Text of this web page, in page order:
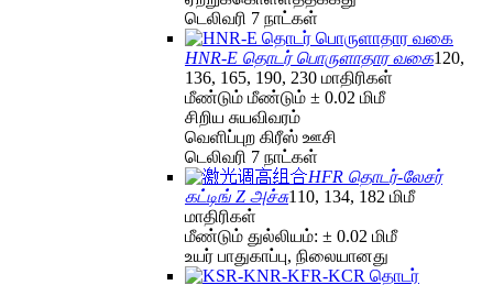
டெலிவரி 7 நாட்கள்
HNR-E தொடர் பொருளாதார வகை120,
136, 165, 190, 230 மாதிரிகள்
மீண்டும் மீண்டும் ± 0.02 மிமீ
சிறிய சுயவிவரம்
வெளிப்புற கிரீஸ் ஊசி
டெலிவரி 7 நாட்கள்
HFR தொடர்-லேசர்
கட்டிங் Z அச்சு110, 134, 182 மிமீ
மாதிரிகள்
மீண்டும் துல்லியம்: ± 0.02 மிமீ
உயர் பாதுகாப்பு, நிலையானது